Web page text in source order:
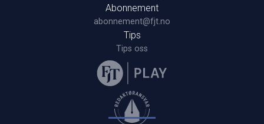
Abonnement
abonnement@fjt.no
Tips
Tips oss